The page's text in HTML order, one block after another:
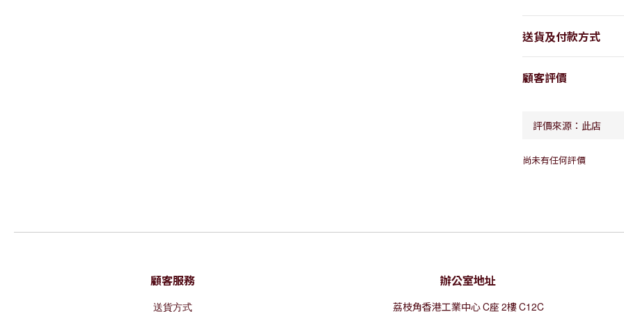
送貨及付款方式
顧客評價
尚未有任何評價
顧客服務
送貨方式
辦公室地址
荔枝角香港工業中心C座2樓C12C